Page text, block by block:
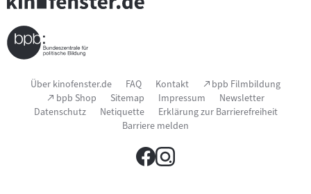
Seitenfußnavigation
Über kinofenster.de FAQ Kontakt (Link
öffnet
im
neuen
bpb Filmbildung
(Link
öffnet
im
bpb Shop Sitemap Impressum
Newsletter
Datenschutz
Netiquette
Erklärung zur Barrierefreiheit
Barriere melden